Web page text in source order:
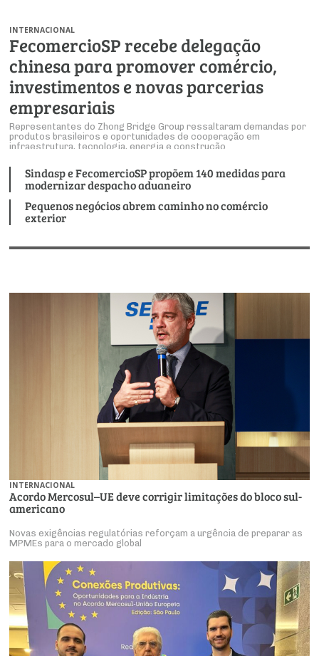
PROJETOS ESPECIAIS:
Afixação de preços e fiscalização
COP30
SESC
SENAC
Cecomercio
Licitações
Prêmio de Sustentabilidade
Conselho Estadual de Defesa do Contribuinte
Conselho de Economia Empresarial e Política
Conselho Superior de Direito
Conselho do Comércio Atacadista
Conselho de Serviços
Conselho de Relações Internacionais
Conselho de Sustentabilidade
Advocacy
INTERNACIONAL
FecomercioSP recebe delegação
chinesa para promover comércio,
investimentos e novas parcerias
empresariais
Representantes do Zhong Bridge Group ressaltaram demandas por
produtos brasileiros e oportunidades de cooperação em
infraestrutura, tecnologia, energia e construção
Sindasp e FecomercioSP propõem 140 medidas para
modernizar despacho aduaneiro
Pequenos negócios abrem caminho no comércio
exterior
INTERNACIONAL
Acordo Mer­cosul–UE deve cor­rigir li­mi­ta­ções do bloco sul-
ame­ri­cano
Novas exi­gên­cias re­gu­la­tó­rias re­forçam a ur­gência de pre­parar as
MPMEs para o mer­cado global